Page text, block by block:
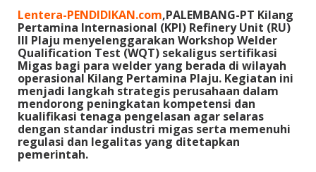
Lentera-PENDIDIKAN.com,PALEMBANG-PT Kilang
Pertamina Internasional (KPI) Refinery Unit (RU)
III Plaju menyelenggarakan Workshop Welder
Qualification Test (WQT) sekaligus sertifikasi
Migas bagi para welder yang berada di wilayah
operasional Kilang Pertamina Plaju. Kegiatan ini
menjadi langkah strategis perusahaan dalam
mendorong peningkatan kompetensi dan
kualifikasi tenaga pengelasan agar selaras
dengan standar industri migas serta memenuhi
regulasi dan legalitas yang ditetapkan
pemerintah.